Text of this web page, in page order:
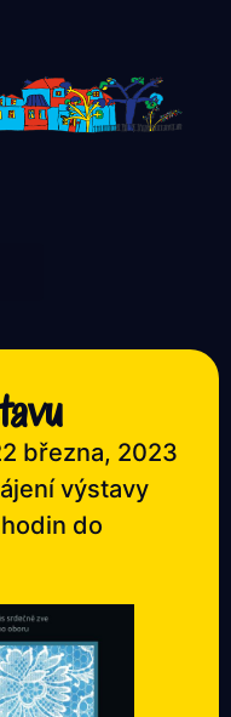
března, 2023
výstavy
do